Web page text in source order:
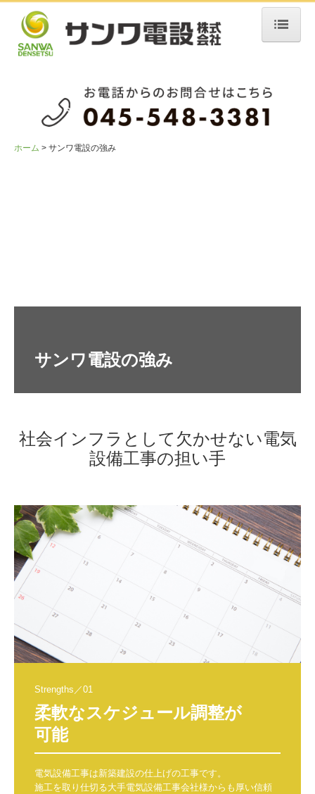
ホーム
サンワ電設の強み
業務内容
ホーム サンワ電設の強み
社会インフラとして欠かせない電気
設備工事の担い手
Strengths／01
柔軟なスケジュール調整が
可能
電気設備工事は新築建設の仕上げの工事です。
施工を取り仕切る大手電気設備工事会社様からも厚い信頼